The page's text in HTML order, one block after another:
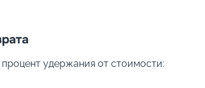
удержания от стоимости: